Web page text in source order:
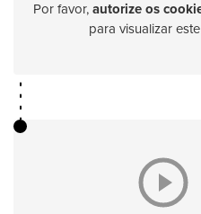
Por favor, autorize os
para visualizar